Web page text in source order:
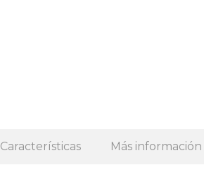
Características Más información